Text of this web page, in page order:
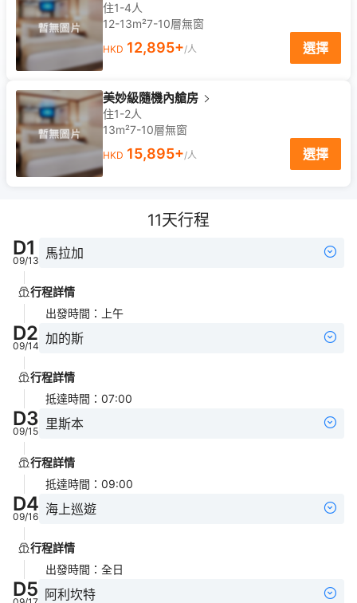
住1-4人
12-13m²7-10層無窗
HKD 12,895+/人 選擇
美妙級隨機內艙房
住1-2人
13m²7-10層無窗
HKD 15,895+/人 選擇
11天行程
D1
09/13 馬拉加
行程詳情
出發時間 ： 上午
D2
09/14 加的斯
行程詳情
抵達時間 ： 07:00
D3
09/15 里斯本
行程詳情
抵達時間 ： 09:00
D4
09/16 海上巡遊
行程詳情
出發時間 ： 全日
D5 阿利坎特